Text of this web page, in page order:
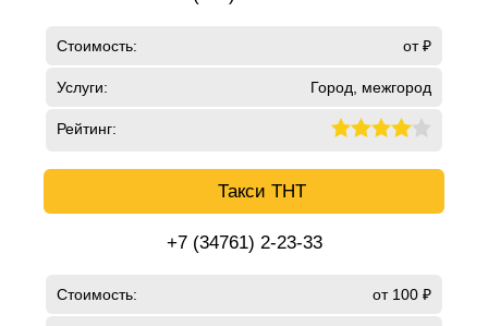
Стоимость: от ₽
Услуги: Город, межгород
Рейтинг:
Такси ТНТ
+7 (34761) 2-23-33
Стоимость: от 100 ₽